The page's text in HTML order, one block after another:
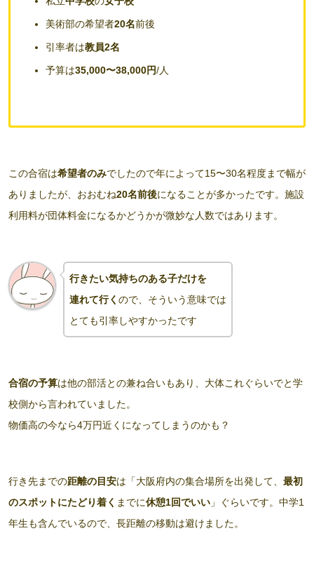
美術部の希望者20名前後
引率者は教員2名
予算は35,000〜38,000円/人
この合宿は希望者のみでしたので年によって15〜30名程度まで幅が
ありましたが、おおむね20名前後になることが多かったです。施設
利用料が団体料金になるかどうかが微妙な人数ではあります。
行きたい気持ちのある子だけを
連れて行く ので、そういう意味では
とても引率しやすかったです
合宿の予算は他の部活との兼ね合いもあり、大体これぐらいでと学
校側から言われていました。
物価高の今なら4万円近くになってしまうのかも？
行き先までの距離の目安は「大阪府内の集合場所を出発して、 最初
のスポットにたどり着く までに休憩1回でいい 」ぐらいです。中学1
年生も含んでいるので、長距離の移動は避けました。